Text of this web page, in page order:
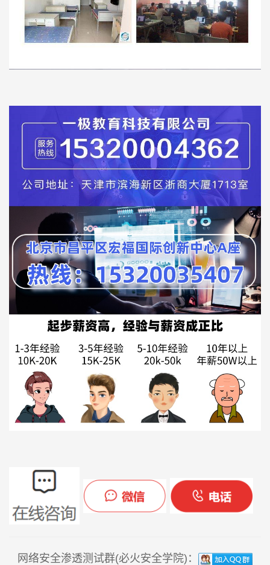
网络安全渗透测试群(必火安全学院)：